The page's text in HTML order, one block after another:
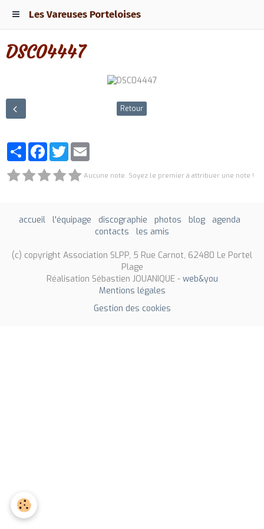
Les Vareuses Porteloises
DSC04447
Retour
PartagerFacebook
Twitter
Aucune note. Soyez le premier à attribuer une note !
accueil l'équipage discographie photos blog
agenda
contacts
les amis
(c) copyright Association SLPP, 5 Rue Carnot, 62480 Le Portel
Plage
Réalisation Sébastien JOUANIQUE - web&you
Mentions légales
Gestion des cookies